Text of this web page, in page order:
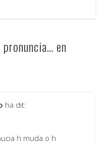
en
ha dit:
h muda o h